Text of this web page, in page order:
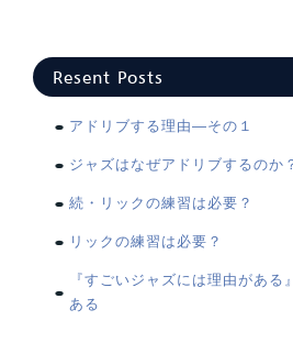
Resent Posts
アドリブする理由―その１
ジャズはなぜアドリブするのか
続・リックの練習は必要？
リックの練習は必要？
『すごいジャズには理由がある
ある